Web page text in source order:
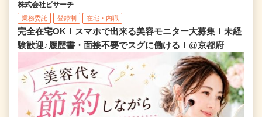
株式会社ビサーチ
業務委託 登録制 在宅・内職
完全在宅OK！スマホで出来る美容モニター大募集！未経
験歓迎♪履歴書・面接不要でスグに働ける！@京都府